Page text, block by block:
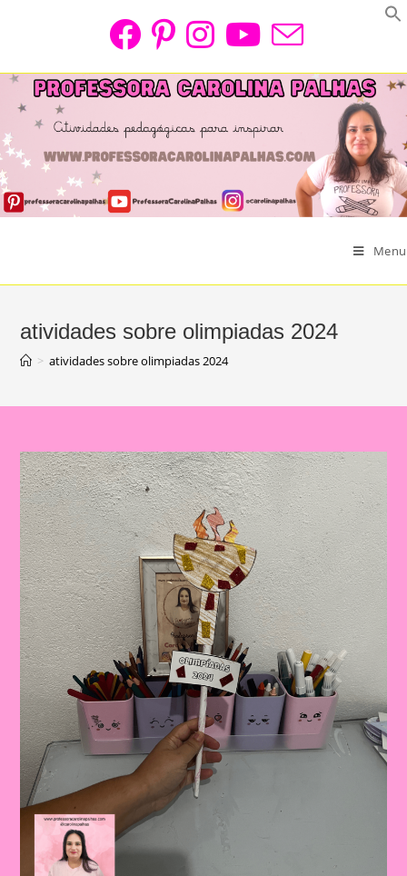
Menu
atividades sobre olimpiadas 2024
> atividades sobre olimpiadas 2024